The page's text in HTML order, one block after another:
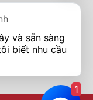
Hồ Chí Minh
503 696
và sẵn sàng
biết nhu cầu
1